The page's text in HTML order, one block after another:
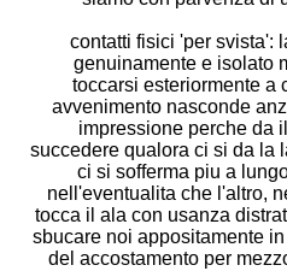
contatti fisici 'per svista':
genuinamente e isolato
toccarsi esteriormente a
avvenimento nasconde
impressione perche da
succedere qualora ci si da la
ci si sofferma piu a
nell'eventualita che l'altro,
tocca il ala con usanza
sbucare noi appositamente
del accostamento per